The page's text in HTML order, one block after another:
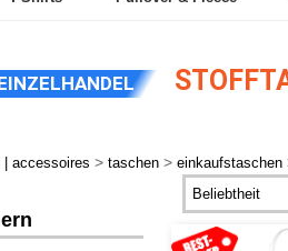
| accessoires > taschen > einkaufstaschen